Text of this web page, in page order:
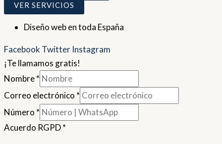
VER SERVICIOS
Diseño web en toda España
Facebook Twitter Instagram
¡Te llamamos gratis!
Nombre*
Correo electrónico *
Número *
Acuerdo RGPD*